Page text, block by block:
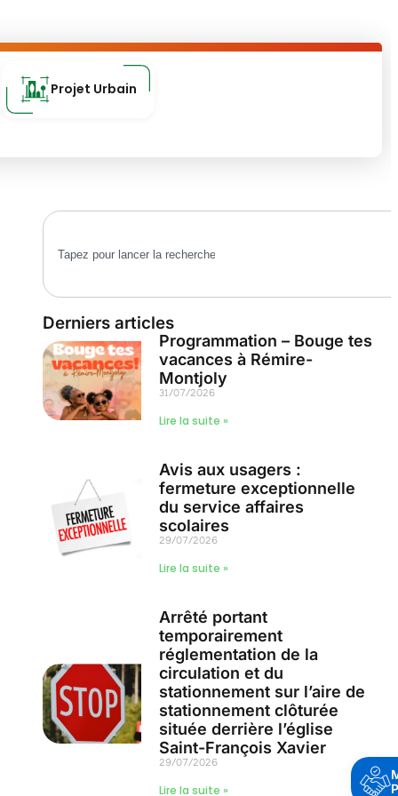
Projet Urbain
Derniers articles
Programmation – Bouge tes
vacances à Rémire-
Montjoly
31/07/2026
Lire la suite »
Avis aux usagers :
fermeture exceptionnelle
du service affaires
scolaires
29/07/2026
Lire la suite »
Arrêté portant
temporairement
réglementation de la
circulation et du
stationnement sur l’aire de
stationnement clôturée
située derrière l’église
Saint-François Xavier
29/07/2026
Lire la suite »